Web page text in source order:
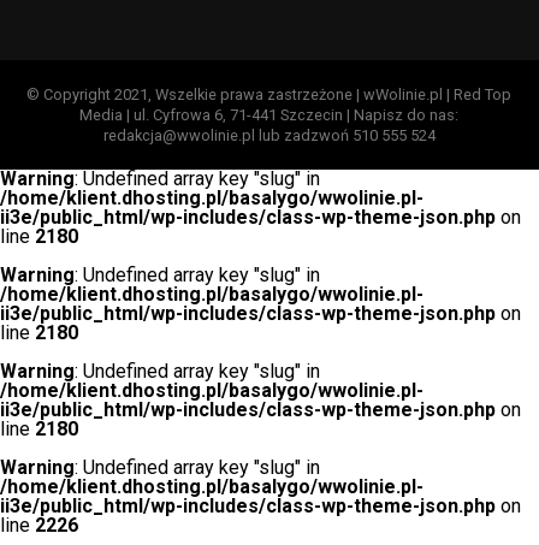
© Copyright 2021, Wszelkie prawa zastrzeżone | wWolinie.pl | Red Top
Media | ul. Cyfrowa 6, 71-441 Szczecin | Napisz do nas:
redakcja@wwolinie.pl lub zadzwoń 510 555 524
Warning: Undefined array key "slug" in
/home/klient.dhosting.pl/basalygo/wwolinie.pl-
ii3e/public_html/wp-includes/class-wp-theme-json.php on
line 2180
Warning: Undefined array key "slug" in
/home/klient.dhosting.pl/basalygo/wwolinie.pl-
ii3e/public_html/wp-includes/class-wp-theme-json.php on
line 2180
Warning: Undefined array key "slug" in
/home/klient.dhosting.pl/basalygo/wwolinie.pl-
ii3e/public_html/wp-includes/class-wp-theme-json.php on
line 2180
Warning: Undefined array key "slug" in
/home/klient.dhosting.pl/basalygo/wwolinie.pl-
ii3e/public_html/wp-includes/class-wp-theme-json.php on
line 2226